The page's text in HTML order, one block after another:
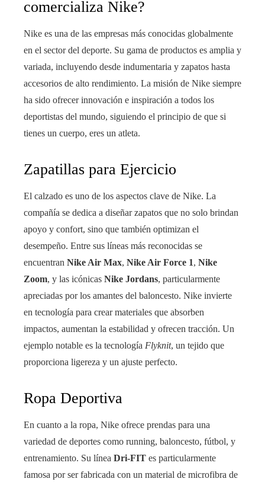
comercializa Nike?
Nike es una de las empresas más conocidas globalmente
en el sector del deporte. Su gama de productos es amplia y
variada, incluyendo desde indumentaria y zapatos hasta
accesorios de alto rendimiento. La misión de Nike siempre
ha sido ofrecer innovación e inspiración a todos los
deportistas del mundo, siguiendo el principio de que si
tienes un cuerpo, eres un atleta.
Zapatillas para Ejercicio
El calzado es uno de los aspectos clave de Nike. La
compañía se dedica a diseñar zapatos que no solo brindan
apoyo y confort, sino que también optimizan el
desempeño. Entre sus líneas más reconocidas se
encuentran Nike Air Max, Nike Air Force 1, Nike
Zoom, y las icónicas Nike Jordans, particularmente
apreciadas por los amantes del baloncesto. Nike invierte
en tecnología para crear materiales que absorben
impactos, aumentan la estabilidad y ofrecen tracción. Un
ejemplo notable es la tecnología Flyknit, un tejido que
proporciona ligereza y un ajuste perfecto.
Ropa Deportiva
En cuanto a la ropa, Nike ofrece prendas para una
variedad de deportes como running, baloncesto, fútbol, y
entrenamiento. Su línea Dri-FIT es particularmente
famosa por ser fabricada con un material de microfibra de